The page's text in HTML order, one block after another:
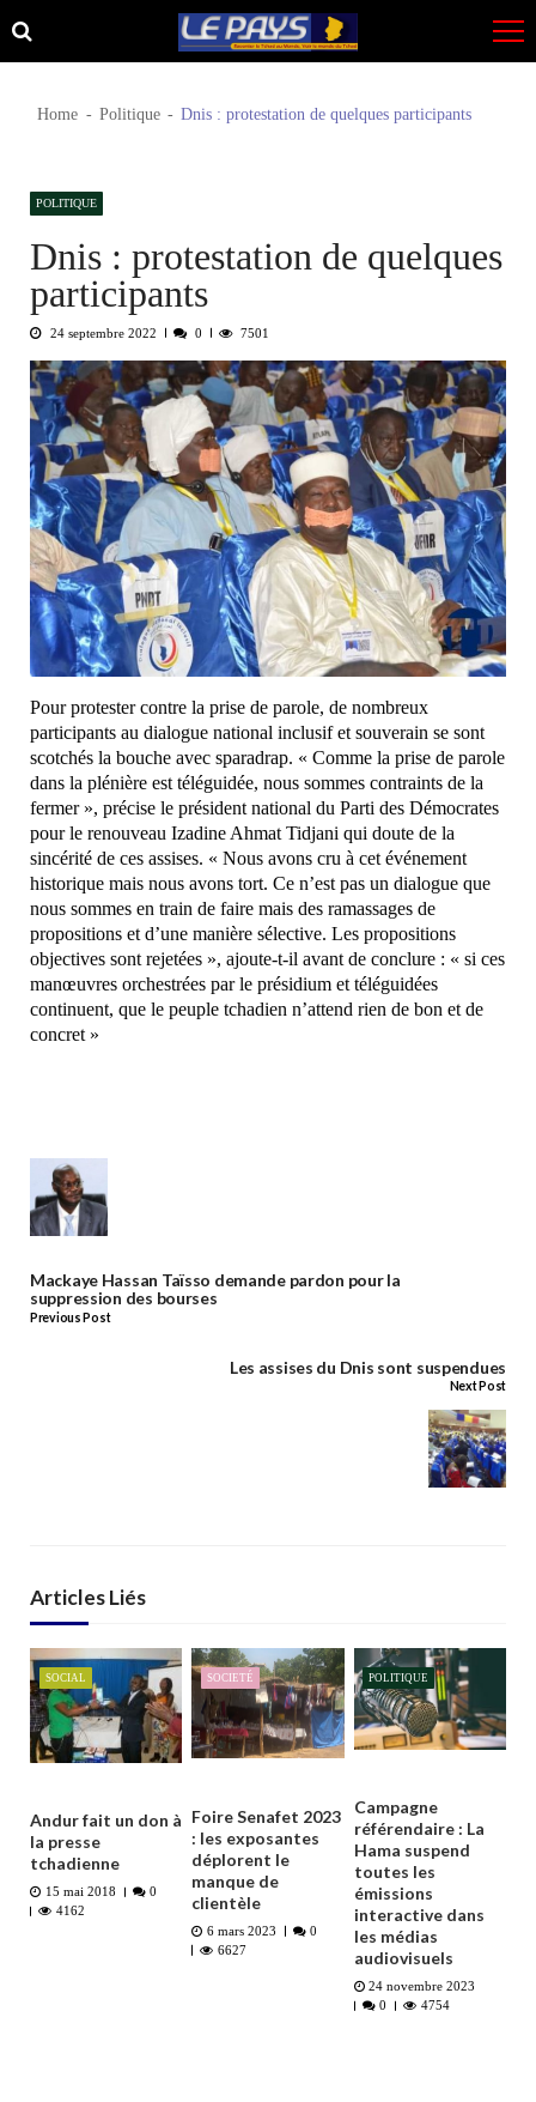
Skip
to
Skip
to
Home Politique Dnis : protestation de quelques participants
POLITIQUE
Dnis : protestation de quelques
participants
24 septembre 2022 0 7501
Pour protester contre la prise de parole, de nombreux
participants au dialogue national inclusif et souverain se sont
scotchés la bouche avec sparadrap. « Comme la prise de parole
dans la plénière est téléguidée, nous sommes contraints de la
fermer », précise le président national du Parti des Démocrates
pour le renouveau Izadine Ahmat Tidjani qui doute de la
sincérité de ces assises. « Nous avons cru à cet événement
historique mais nous avons tort. Ce n’est pas un dialogue que
nous sommes en train de faire mais des ramassages de
propositions et d’une manière sélective. Les propositions
objectives sont rejetées », ajoute-t-il avant de conclure : « si ces
manœuvres orchestrées par le présidium et téléguidées
continuent, que le peuple tchadien n’attend rien de bon et de
concret »
Mackaye Hassan Taïsso demande pardon pour la
suppression des bourses
Previous Post
Les assises du Dnis sont suspendues
Next Post
Articles Liés
SOCIAL
Andur fait un don à
la presse
tchadienne
15 mai 2018
0
4162
SOCIETÉ
Foire Senafet 2023
: les exposantes
déplorent le
manque de
clientèle
6 mars 2023
0
6627
POLITIQUE
Campagne
référendaire : La
Hama suspend
toutes les
émissions
interactive dans
les médias
audiovisuels
24 novembre 2023
0
4754